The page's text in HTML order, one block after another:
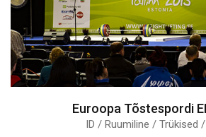
Euroopa Tõstespordi
ID / Ruumiline / Trükised